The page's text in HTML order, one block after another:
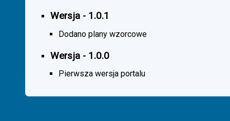
Wersja - 1.0.1
Dodano plany wzorcowe
Wersja - 1.0.0
Pierwsza wersja portalu